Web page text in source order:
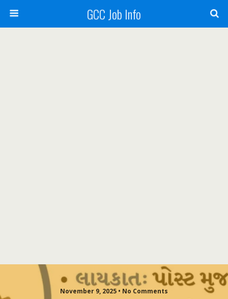
GCC Job Info
November 9, 2025 • No Comments